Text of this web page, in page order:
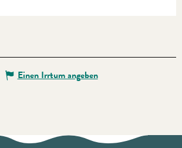
Einen Irrtum angeben